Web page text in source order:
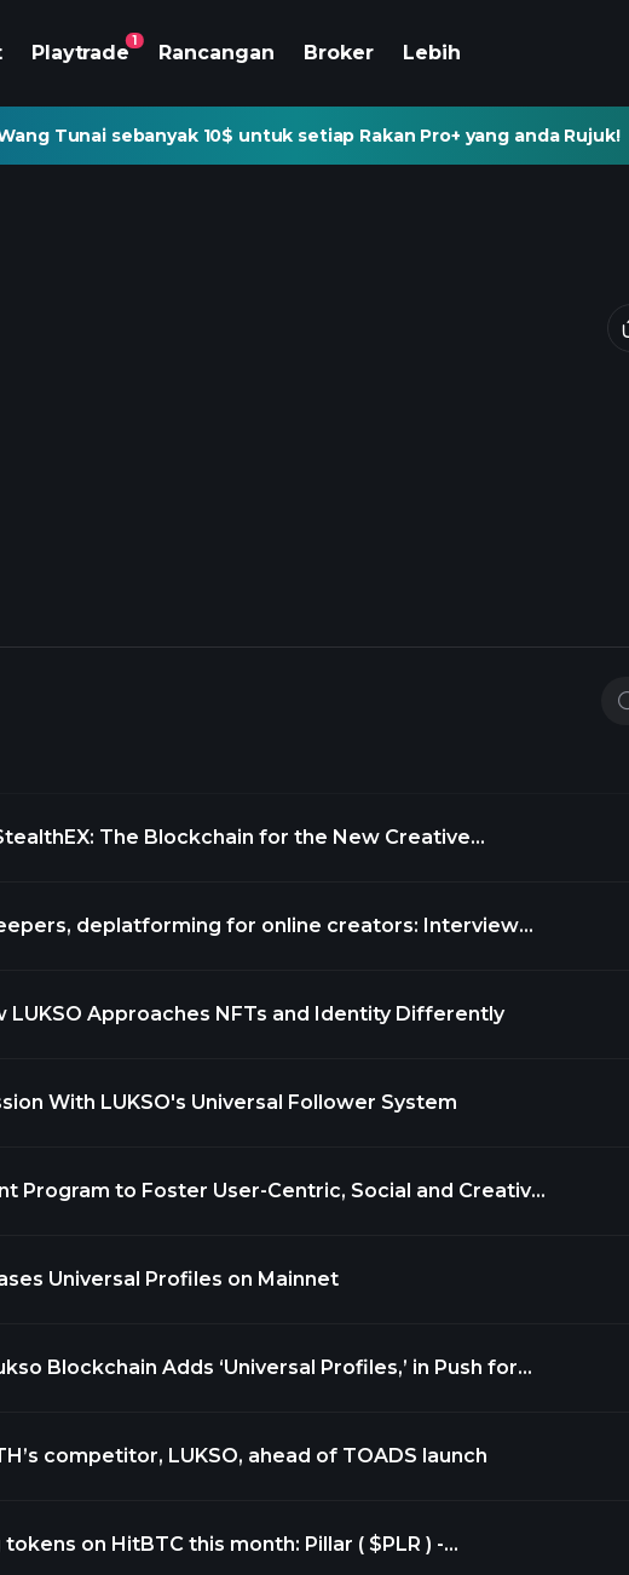
Playtrade
1
Rancangan Broker Lebih
Tunai sebanyak 10$ untuk setiap Rakan Pro+ yang anda Rujuk!
The Blockchain for the New Creative
deplatforming for online creators: Interview
LUKSO Approaches NFTs and Identity Differently
With LUKSO's Universal Follower System
Program to Foster User-Centric, Social and Creative
Universal Profiles on Mainnet
Blockchain Adds ‘Universal Profiles,’ in Push for
competitor, LUKSO, ahead of TOADS launch
HitBTC this month: Pillar ( $PLR ) -